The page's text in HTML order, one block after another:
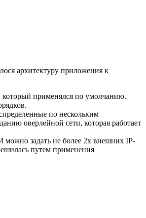
архитектуру приложения к
который применялся по умолчанию.
по нескольким
оверлейной сети, которая работает
задать не более 2х внешних IP-
путем применения